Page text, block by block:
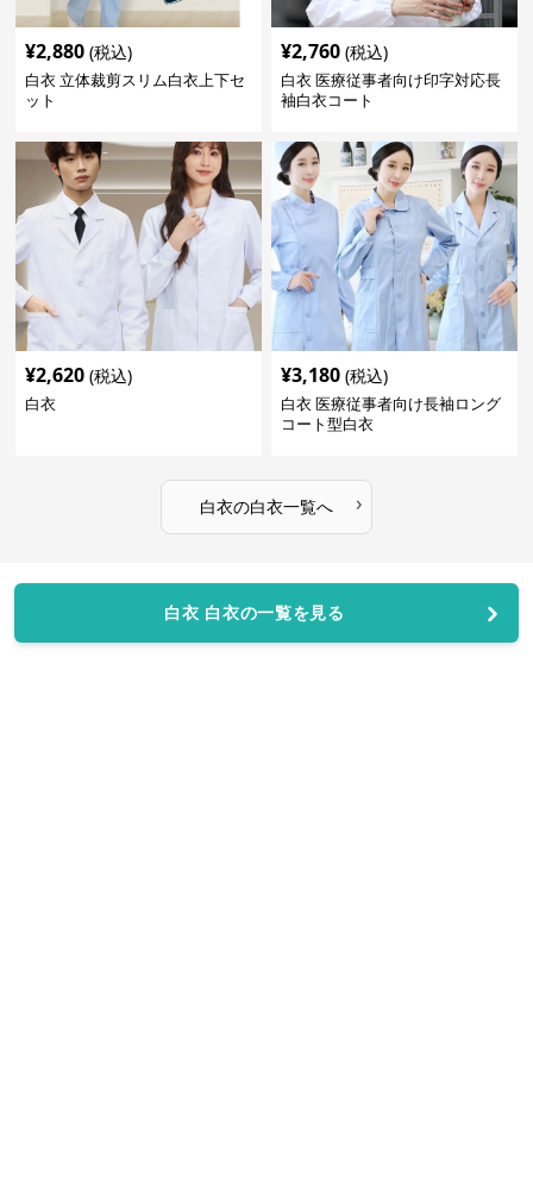
¥2,880 (税込)
白衣 立体裁剪スリム白衣上下セ
ット
¥2,760 (税込)
白衣 医療従事者向け印字対応長
袖白衣コート
¥2,620 (税込)
白衣
¥3,180 (税込)
白衣 医療従事者向け長袖ロング
コート型白衣
白衣の白衣一覧へ ›
白衣 白衣の一覧を見る